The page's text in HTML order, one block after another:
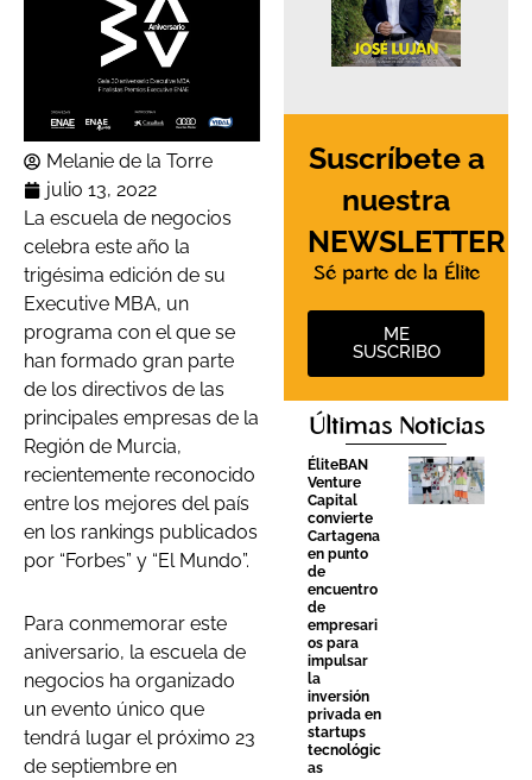
Melanie de la Torre
julio 13, 2022
La escuela de negocios
celebra este año la
trigésima edición de su
Executive MBA, un
programa con el que se
han formado gran parte
de los directivos de las
principales empresas de la
Región de Murcia,
recientemente reconocido
entre los mejores del país
en los rankings publicados
por “Forbes” y “El Mundo”.
Para conmemorar este
aniversario, la escuela de
negocios ha organizado
un evento único que
tendrá lugar el próximo 23
de septiembre en
Suscríbete a
nuestra
NEWSLETTER
Sé parte de la Élite
ME
SUSCRIBO
Últimas Noticias
ÉliteBAN
Venture
Capital
convierte
Cartagena
en punto
de
encuentro
de
empresari
os para
impulsar
la
inversión
privada en
startups
tecnológic
as